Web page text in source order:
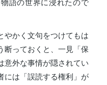
語の世界に浸れたので
やかく文句をつけてもは
断っておくと、一見「保
意外な事情が隠されてい
には「誤読する権利」が